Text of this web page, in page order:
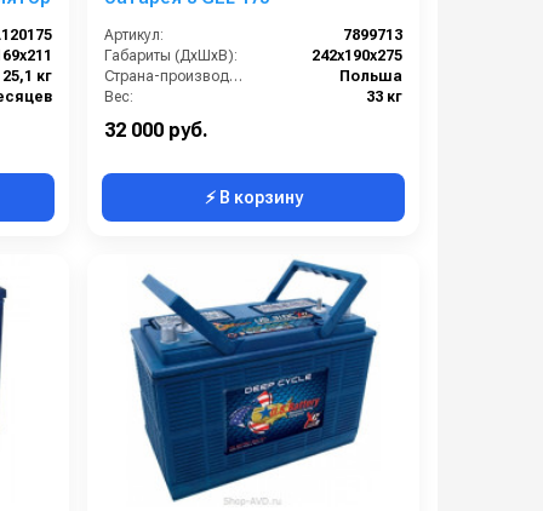
25,1 кг
Артикул:
7899713
Габариты (ДхШхВ):
242х190х275
Страна-производитель:
Польша
Вес:
33 кг
32 000 руб.
⚡ В корзину